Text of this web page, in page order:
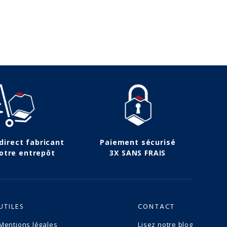
fabricant
entrepôt
Paiement sécurisé
3X SANS FRAIS
légales
CONTACT
Lisez notre blog